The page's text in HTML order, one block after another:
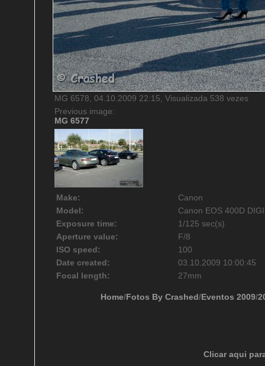
MG 6578, 04.10.2009 22:15, Visualizada 538 vezes
Previous image:
MG 6577
Make:
Canon
Model:
Canon EOS 400D
Exposure time:
1/125 sec(s)
Aperture value:
F/8
ISO speed:
100
Date created:
03.10.2009 10:00:45
Focal length:
27mm
Home/Fotos By Crashed/Eventos 2009/
Clicar aqui